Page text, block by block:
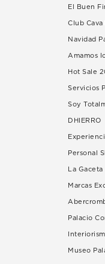
El Buen
Club Cava
Navidad
Amamos
Hot Sale
Servicios
Soy
DHIERRO
Personal
La Gaceta
Marcas
Palacio
Museo